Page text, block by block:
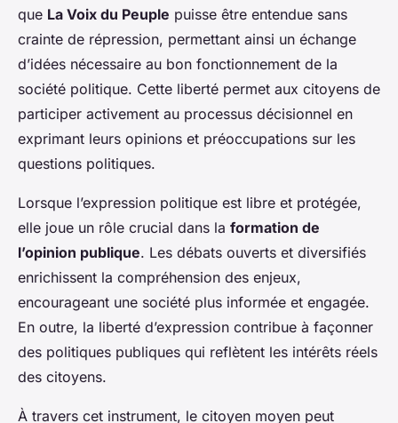
que La Voix du Peuple puisse être entendue sans
crainte de répression, permettant ainsi un échange
d’idées nécessaire au bon fonctionnement de la
société politique. Cette liberté permet aux citoyens de
participer activement au processus décisionnel en
exprimant leurs opinions et préoccupations sur les
questions politiques.
Lorsque l’expression politique est libre et protégée,
elle joue un rôle crucial dans la formation de
l’opinion publique. Les débats ouverts et diversifiés
enrichissent la compréhension des enjeux,
encourageant une société plus informée et engagée.
En outre, la liberté d’expression contribue à façonner
des politiques publiques qui reflètent les intérêts réels
des citoyens.
À travers cet instrument, le citoyen moyen peut